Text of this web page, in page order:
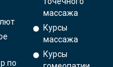
по
массажа
Курсы
массажа
Курсы